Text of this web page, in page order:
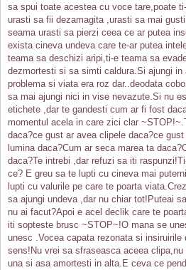
sa spui toate acestea cu voce tare,poate
urasti sa fii dezamagita ,urasti sa mai
seama urasti sa pierzi ceea ce ar putea
exista cineva undeva care te-ar putea
teama sa deschizi aripi,ti-e teama sa
dezmortesti si sa simti caldura.Si ajungi
problema si viata era roz dar..deodata
sa mai ajungi nici in vise nevazute.Si nu
etichete ,dar te gandesti cum ar fi fost
momentul acela in care zici clar
daca?ce gust ar avea clipele daca?ce
lumina daca?Cum ar seca marea ta
daca?Te intrebi ,dar refuzi sa iti
ce? E greu sa te lupti cu cineva mai
lupti cu valurile pe care te poarta
sa ajungi undeva ,dar nu chiar tot!Puteai
nu ai facut?Apoi e acel declik care te
iti sopteste brusc ~STOP~!O mana se
unesc .Vocea capata rezonata si
sens!Nu vrei sa sfraseasca aceea
una si asa amortesti in alta.E ceva ce